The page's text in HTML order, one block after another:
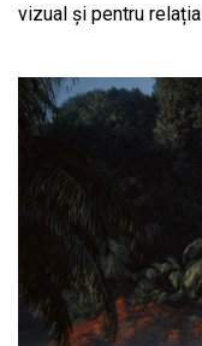
vizual și pentru